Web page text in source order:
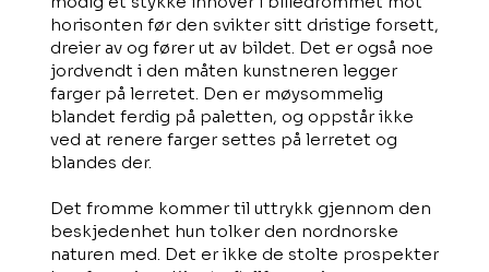
horisonten før den svikter sitt dristige forsett,
dreier av og fører ut av bildet. Det er også noe
jordvendt i den måten kunstneren legger
farger på lerretet. Den er møysommelig
blandet ferdig på paletten, og oppstår ikke
ved at renere farger settes på lerretet og
blandes der.
Det fromme kommer til uttrykk gjennom den
beskjedenhet hun tolker den nordnorske
naturen med. Det er ikke de stolte prospekter